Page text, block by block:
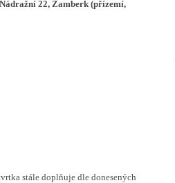
22, Žamberk (přízemí,
stále doplňuje dle donesených